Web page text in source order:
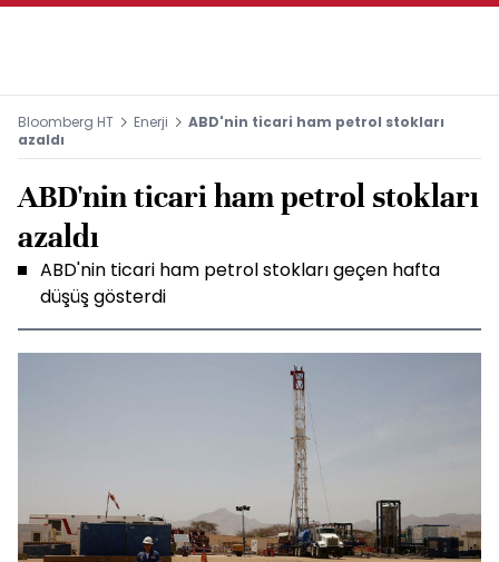
Bloomberg HT Enerji
ABD'nin ticari ham petrol stokları
azaldı
ABD'nin ticari ham petrol stokları
azaldı
ABD'nin ticari ham petrol stokları geçen hafta
düşüş gösterdi